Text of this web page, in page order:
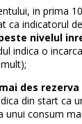
in prima
ca indicatorul
nivelul
indica o
des
din start ca
unui consum